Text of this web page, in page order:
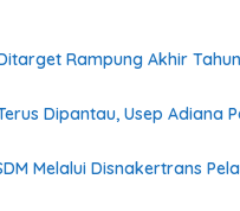
Rampung Akhir
Dipantau, Usep Adiana
Melalui Disnakertrans